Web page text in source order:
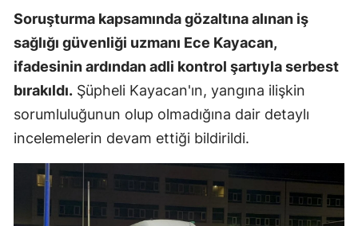
Soruşturma kapsamında gözaltına alınan iş
sağlığı güvenliği uzmanı Ece Kayacan,
ifadesinin ardından adli kontrol şartıyla serbest
bırakıldı. Şüpheli Kayacan'ın, yangına ilişkin
sorumluluğunun olup olmadığına dair detaylı
incelemelerin devam ettiği bildirildi.